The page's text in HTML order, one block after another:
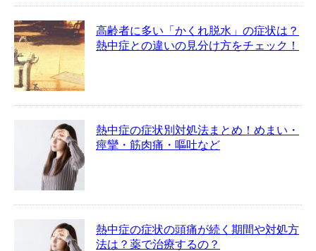
高齢者に多い「かくれ脱水」の症状は？
熱中症との違いの見分け方をチェック！
熱中症の症状別対処法まとめ！めまい・
痙攣・筋肉痛・嘔吐など
熱中症の症状の頭痛が続く期間や対処方
法は？薬で治療するの？